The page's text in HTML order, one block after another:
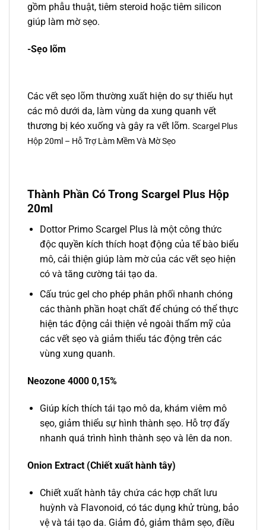
gồm phẫu thuật, tiêm steroid hoặc tiêm silicon
giúp làm mờ sẹo.
-Sẹo lõm
Các vết sẹo lõm thường xuất hiện do sự thiếu hụt
các mô dưới da, làm vùng da xung quanh vết
thương bị kéo xuống và gây ra vết lõm. Scargel Plus
Hộp 20ml – Hỗ Trợ Làm Mềm Và Mờ Sẹo
Thành Phần Có Trong Scargel Plus Hộp
20ml
Dottor Primo Scargel Plus là một công thức
độc quyền kích thích hoạt động của tế bào biểu
mô, cải thiện giúp làm mờ của các vết sẹo hiện
có và tăng cường tái tạo da.
Cấu trúc gel cho phép phân phối nhanh chóng
các thành phần hoạt chất để chúng có thể thực
hiện tác động cải thiện vẻ ngoài thẩm mỹ của
các vết sẹo và giảm thiểu tác động trên các
vùng xung quanh.
Neozone 4000 0,15%
Giúp kích thích tái tạo mô da, khám viêm mô
sẹo, giảm thiểu sự hình thành sẹo. Hỗ trợ đẩy
nhanh quá trình hình thành sẹo và lên da non.
Onion Extract (Chiết xuất hành tây)
Chiết xuất hành tây chứa các hợp chất lưu
huỳnh và Flavonoid, có tác dụng khử trùng, bảo
vệ và tái tạo da. Giảm đỏ, giảm thâm sẹo, điều